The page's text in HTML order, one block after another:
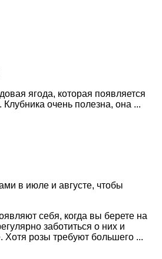
ягода, которая появляется
очень полезна, она ...
в июле и августе, чтобы
себя, когда вы берете на
заботиться о них и
Хотя розы требуют большего ...